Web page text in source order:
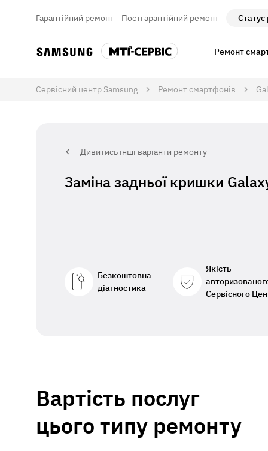
Гарантійний ремонт Постгарантійний ремонт Статус
Ремонт
Сервісний центр Samsung Ремонт смартфонів
Дивитись інші варіанти ремонту
Заміна задньої кришки
Безкоштовна
діагностика
Якість
Сервісного
Вартість послуг
цього типу ремонту